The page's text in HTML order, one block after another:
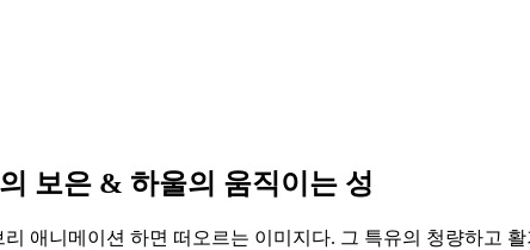
보은 & 하울의 움직이는 성
애니메이션 하면 떠오르는 이미지다. 그 특유의 청량하고